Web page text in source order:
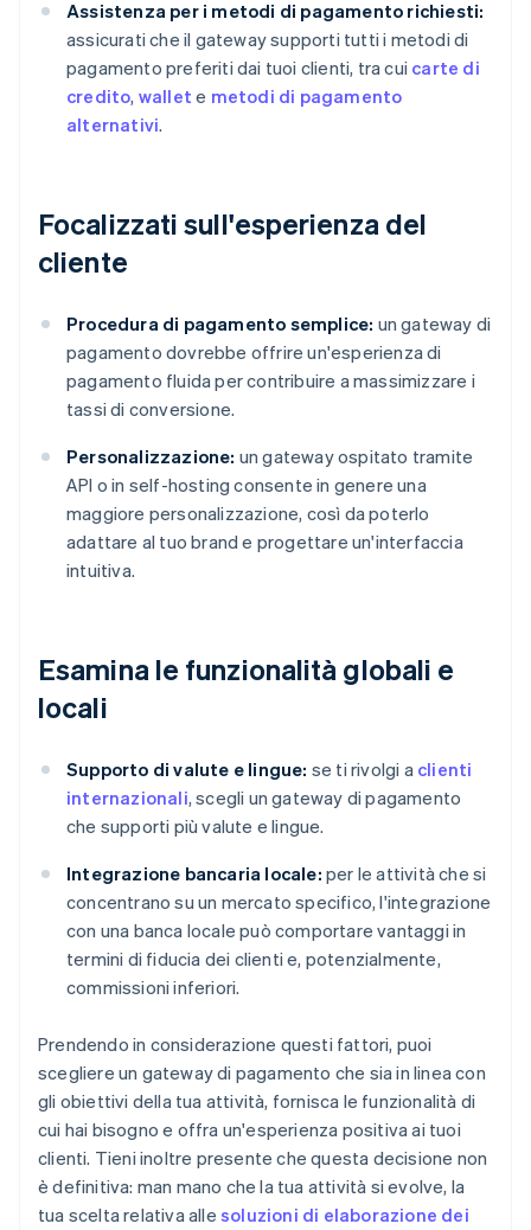
Assistenza per i metodi di pagamento richiesti:
assicurati che il gateway supporti tutti i metodi di
pagamento preferiti dai tuoi clienti, tra cui carte di
credito, wallet e metodi di pagamento
alternativi.
Focalizzati sull'esperienza del
cliente
Procedura di pagamento semplice: un gateway di
pagamento dovrebbe offrire un'esperienza di
pagamento fluida per contribuire a massimizzare i
tassi di conversione.
Personalizzazione: un gateway ospitato tramite
API o in self-hosting consente in genere una
maggiore personalizzazione, così da poterlo
adattare al tuo brand e progettare un'interfaccia
intuitiva.
Esamina le funzionalità globali e
locali
Supporto di valute e lingue: se ti rivolgi a clienti
internazionali, scegli un gateway di pagamento
che supporti più valute e lingue.
Integrazione bancaria locale: per le attività che si
concentrano su un mercato specifico, l'integrazione
con una banca locale può comportare vantaggi in
termini di fiducia dei clienti e, potenzialmente,
commissioni inferiori.
Prendendo in considerazione questi fattori, puoi
scegliere un gateway di pagamento che sia in linea con
gli obiettivi della tua attività, fornisca le funzionalità di
cui hai bisogno e offra un'esperienza positiva ai tuoi
clienti. Tieni inoltre presente che questa decisione non
è definitiva: man mano che la tua attività si evolve, la
tua scelta relativa alle soluzioni di elaborazione dei